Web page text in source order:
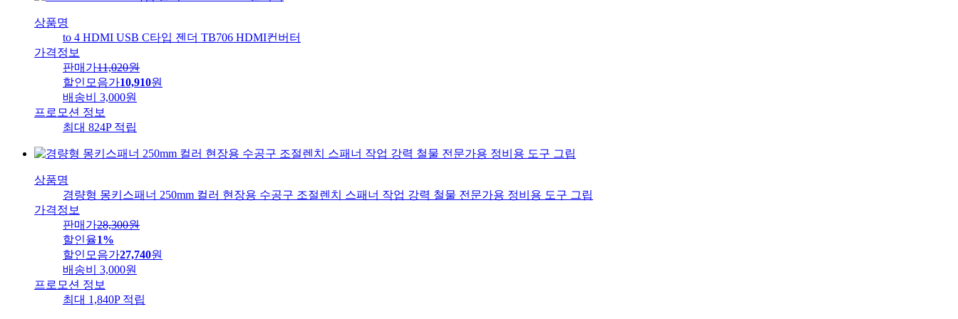
상품명
to 4 HDMI USB C타입 젠더 TB706 HDMI컨버터
가격정보
판매가11,020원
할인모음가10,910원
배송비
3,000원
프로모션 정보
최대 824P 적립
상품명
경량형 몽키스패너 250mm 컬러 현장용 수공구 조절렌치 스패너 작업 강력 철물 전문가용 정비용 도구 그립
가격정보
판매가28,300원
할인율1%
할인모음가27,740원
배송비
3,000원
프로모션 정보
최대 1,840P 적립